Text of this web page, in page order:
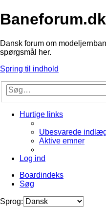
Baneforum.dk
Dansk forum om
spørgsmål her.
Spring til indhold
Hurtige links
Ubesvarede
Aktive emner
Log ind
Boardindeks
Søg
Sprog: